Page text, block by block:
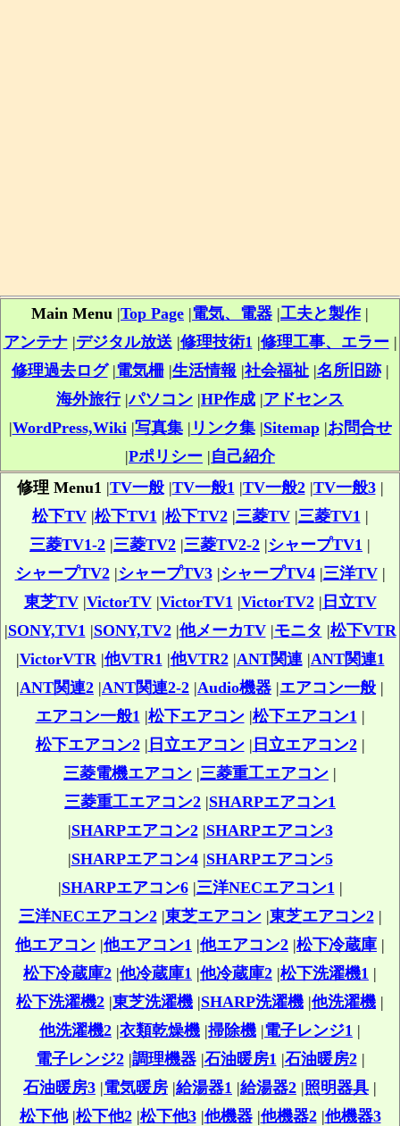
Main Menu |Top Page |電気、電器 |工夫と製作|
アンテナ|デジタル放送|修理技術1 |修理工事、エラー|
修理過去ログ|電気柵|生活情報 |社会福祉|名所旧跡|
海外旅行|パソコン |HP作成 |アドセンス
|WordPress,Wiki|写真集| リンク集|Sitemap|お問合せ
|Pポリシー |自己紹介
修理 Menu1 |TV一般|TV一般1 |TV一般2|TV一般3|
松下TV|松下TV1 |松下TV2|三菱TV|三菱TV1 |
三菱TV1-2 |三菱TV2 |三菱TV2-2 |シャープTV1 |
シャープTV2|シャープTV3|シャープTV4|三洋TV|
東芝TV|VictorTV|VictorTV1 |VictorTV2| 日立TV
|SONY,TV1 |SONY,TV2|他メーカTV|モニタ |松下VTR
|VictorVTR|他VTR1 |他VTR2|ANT関連|ANT関連1
|ANT関連2 |ANT関連2-2 |Audio機器 |エアコン一般 |
エアコン一般1 |松下エアコン|松下エアコン1 |
松下エアコン2| 日立エアコン| 日立エアコン2|
三菱電機エアコン |三菱重工エアコン |
三菱重工エアコン2 |SHARPエアコン1
|SHARPエアコン2|SHARPエアコン3
|SHARPエアコン4|SHARPエアコン5
|SHARPエアコン6|三洋NECエアコン1 |
三洋NECエアコン2|東芝エアコン|東芝エアコン2|
他エアコン |他エアコン1 |他エアコン2 |松下冷蔵庫 |
松下冷蔵庫2 |他冷蔵庫1 |他冷蔵庫2 |松下洗濯機1 |
松下洗濯機2 |東芝洗濯機 |SHARP洗濯機 |他洗濯機 |
他洗濯機2 |衣類乾燥機 |掃除機 |電子レンジ1 |
電子レンジ2|調理機器|石油暖房1 |石油暖房2|
石油暖房3 |電気暖房 |給湯器1 |給湯器2 |照明器具 |
松下他|松下他2|松下他3|他機器|他機器2|他機器3